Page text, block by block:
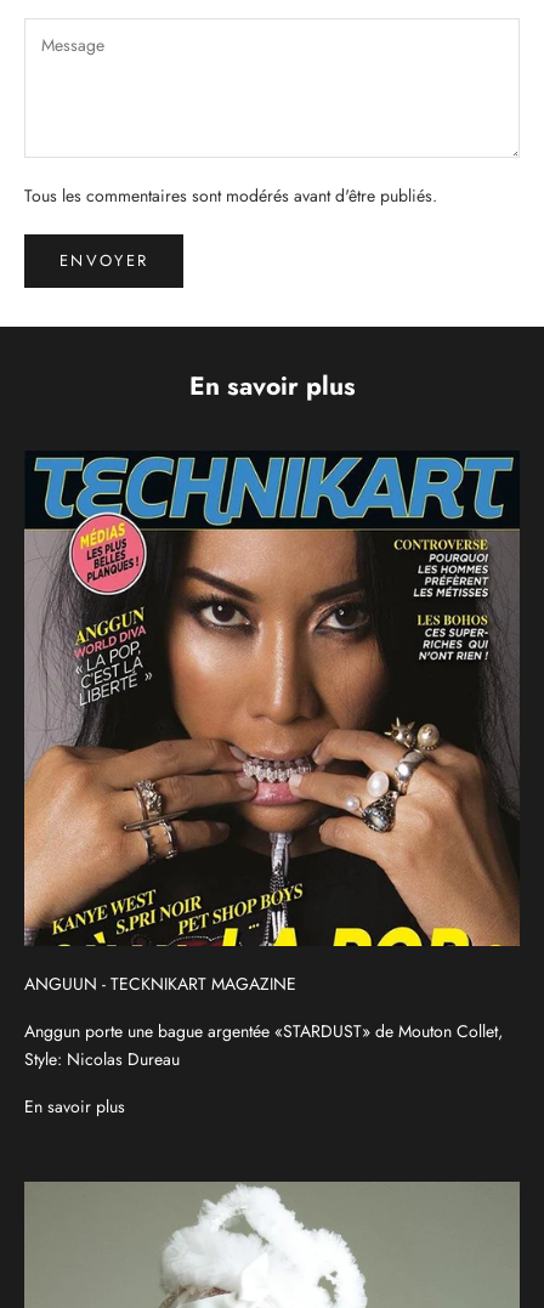
Tous les commentaires sont modérés avant d'être publiés.
ENVOYER
En savoir plus
ANGUUN - TECKNIKART MAGAZINE
Anggun porte une bague argentée «STARDUST» de Mouton Collet,
Style: Nicolas Dureau
En savoir plus